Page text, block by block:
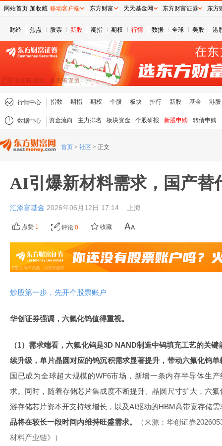
财经 焦点 股票 新股 期指 期权 行情 数据 全球 美股 港
行情中心 指数 期指 期权 个股 板块 排行 新股 基金 港股
数据中心 资金流向 主力排名 板块资金 个股研报 新股申购 转债申购
首页 > 社区 > 正文
AI引爆新材料需求，国产替
汇添富基金 2026年06月12日 17:14 上海
点赞 1 评论 0 收藏
炒股第一步，先开个股票账户
华创证券强调，六氟化钨值得重视。
（1）需求端看，六氟化钨是3D NAND制造中钨填充工艺的关
续升级，单片晶圆对应的钨沉积需求显著提升，带动六氟化钨
国已成为全球超大规模的WF6市场，新增一条内存半导体生
求。同时，随着存储芯片集成度不断提升、晶圆尺寸扩大，六
游存储芯片资本开支持续增长，以及AI驱动的HBM高带宽存储
品将在较长一段时间内维持旺盛需求。
（来源：华创证券
材料产业链》）
网站首页 加收藏 移动客户端 东方财富 天天基金网 东方财富证券 东方